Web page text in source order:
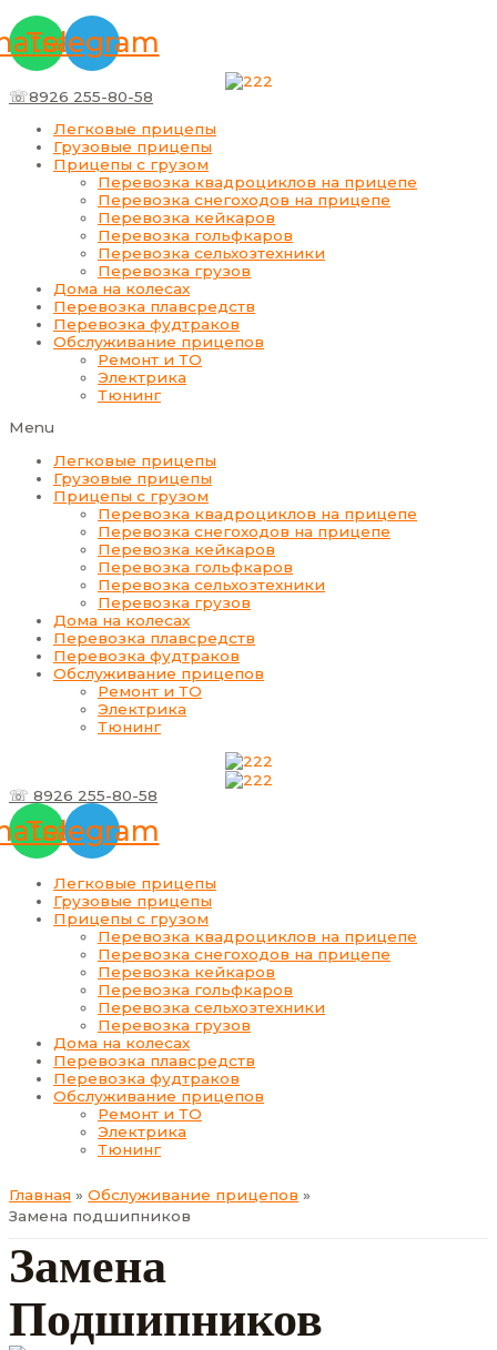
к
содержимому
Telegram
☏8926 255-80-58
Легковые прицепы
Грузовые прицепы
Прицепы с грузом
Перевозка квадроциклов на прицепе
Перевозка снегоходов на прицепе
Перевозка кейкаров
Перевозка гольфкаров
Перевозка сельхозтехники
Перевозка грузов
Дома на колесах
Перевозка плавсредств
Перевозка фудтраков
Обслуживание прицепов
Ремонт и ТО
Электрика
Тюнинг
Menu
Легковые прицепы
Грузовые прицепы
Прицепы с грузом
Перевозка квадроциклов на прицепе
Перевозка снегоходов на прицепе
Перевозка кейкаров
Перевозка гольфкаров
Перевозка сельхозтехники
Перевозка грузов
Дома на колесах
Перевозка плавсредств
Перевозка фудтраков
Обслуживание прицепов
Ремонт и ТО
Электрика
Тюнинг
☏ 8926 255-80-58
Telegram
Легковые прицепы
Грузовые прицепы
Прицепы с грузом
Перевозка квадроциклов на прицепе
Перевозка снегоходов на прицепе
Перевозка кейкаров
Перевозка гольфкаров
Перевозка сельхозтехники
Перевозка грузов
Дома на колесах
Перевозка плавсредств
Перевозка фудтраков
Обслуживание прицепов
Ремонт и ТО
Электрика
Тюнинг
Главная
Обслуживание прицепов
Замена подшипников
Замена
Подшипников
вверх